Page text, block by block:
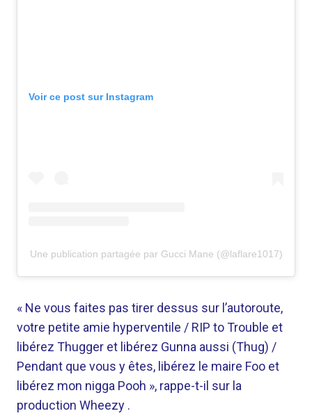
Voir ce post sur Instagram
Une publication partagée par Gucci Mane (@laflare1017)
« Ne vous faites pas tirer dessus sur l’autoroute,
votre petite amie hyperventile / RIP to Trouble et
libérez Thugger et libérez Gunna aussi (Thug) /
Pendant que vous y êtes, libérez le maire Foo et
libérez mon nigga Pooh », rappe-t-il sur la
production Wheezy .